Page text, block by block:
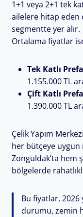
1+1 veya 2+1 tek
ailelere hitap eden
segmentte yer alır.
Ortalama fiyatlar
Tek Katlı
1.155.000 TL
Çift Katlı
1.390.000 TL
Çelik Yapım
her bütçeye uygun
Zonguldak’ta hem
bölgelerde
Bu fiyatlar, 2026
durumu, zemin